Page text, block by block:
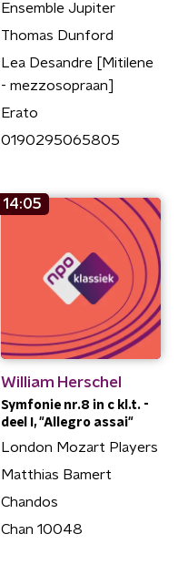
Ensemble Jupiter
Thomas Dunford
Lea Desandre [Mitilene
- mezzosopraan]
Erato
0190295065805
14:05
William Herschel
Symfonie nr.8 in c kl.t. -
deel I, "Allegro assai"
London Mozart Players
Matthias Bamert
Chandos
Chan 10048